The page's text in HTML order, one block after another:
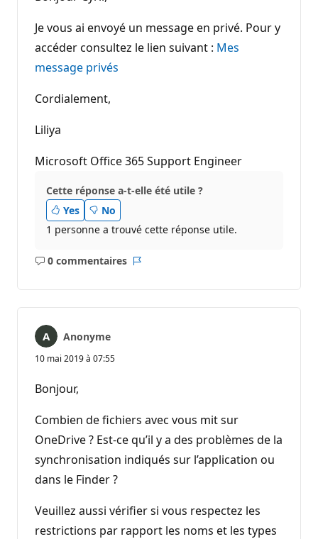
Je vous ai envoyé un message en privé. Pour y
accéder consultez le lien suivant : Mes
message privés
Cordialement,
Liliya
Microsoft Office 365 Support Engineer
Cette réponse a-t-elle été utile ?
Yes
No
1 personne a trouvé cette réponse utile.
0 commentaires
Aucun
Anonyme
10 mai 2019 à 07:55
Bonjour,
Combien de fichiers avec vous mit sur
OneDrive ? Est-ce qu’il y a des problèmes de la
synchronisation indiqués sur l’application ou
dans le Finder ?
Veuillez aussi vérifier si vous respectez les
restrictions par rapport les noms et les types